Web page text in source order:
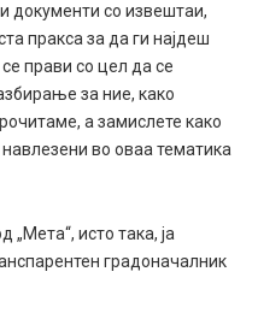
документи со извештаи,
пракса за да ги најдеш
прави со цел да се
за ние, како
а замислете како
во оваа тематика
исто така, ја
градоначалник